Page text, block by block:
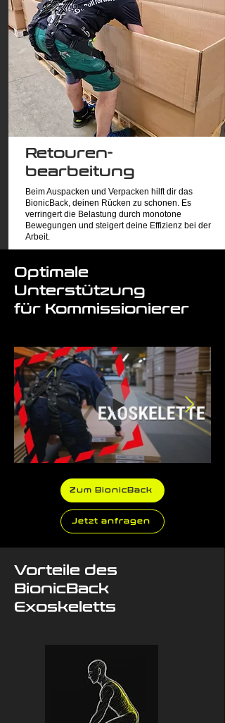
Retouren-
bearbeitung
Beim Auspacken und Verpacken hilft dir das
BionicBack, deinen Rücken zu schonen. Es
verringert die Belastung durch monotone
Bewegungen und steigert deine Effizienz bei der
Arbeit.
Optimale
Unterstützung
für Kommissionierer
Zum BionicBack
Jetzt anfragen
Vorteile des
BionicBack
Exoskeletts